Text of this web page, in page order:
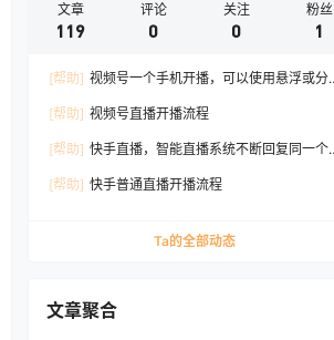
文章
119
评论
0
关注
0
粉丝
1
[帮助] 视频号一个手机开播，可以使用悬浮或分
[帮助] 视频号直播开播流程
[帮助] 快手直播，智能直播系统不断回复同一个
[帮助] 快手普通直播开播流程
Ta的全部动态
文章聚合